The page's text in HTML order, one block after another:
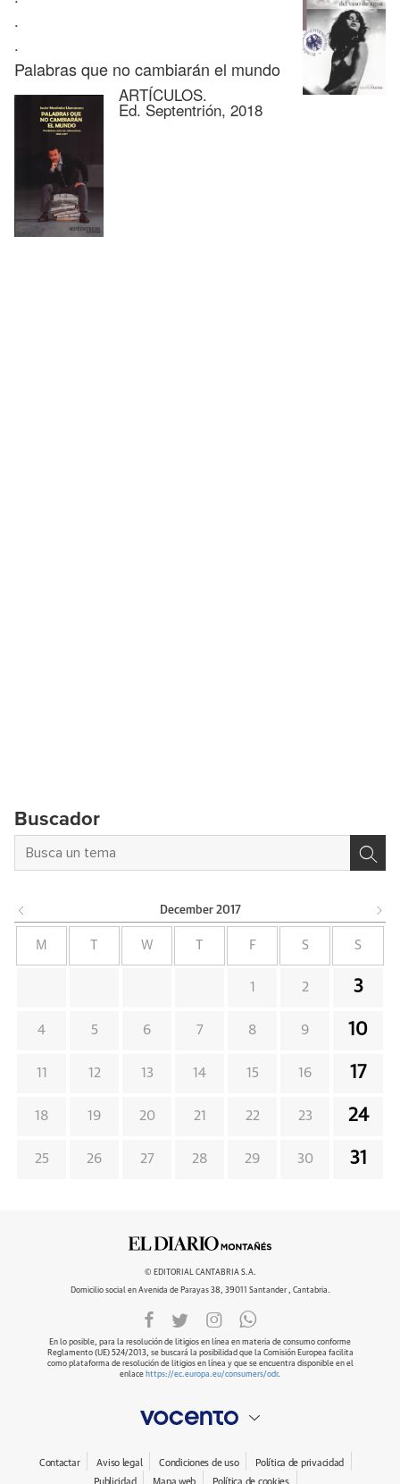
.
.
Palabras que no cambiarán el mundo
ARTÍCULOS.
Ed. Septentrión, 2018
Buscador
December 2017
M W F S S
1 2 3
4 5 6 7 8 9 10
11 12 13 14 15 16 17
18 19 20 21 22 23 24
25 26 27 28 29 30 31
© EDITORIAL CANTABRIA S.A.
Domicilio social en Avenida de Parayas 38, 39011 Santander , Cantabria.
En lo posible, para la resolución de litigios en línea en materia de consumo conforme
Reglamento (UE) 524/2013, se buscará la posibilidad que la Comisión Europea facilita
como plataforma de resolución de litigios en línea y que se encuentra disponible en el
enlace https://ec.europa.eu/consumers/odr.
Contactar Aviso legal Condiciones de uso
Política de privacidad
Publicidad
Mapa web Política de cookies